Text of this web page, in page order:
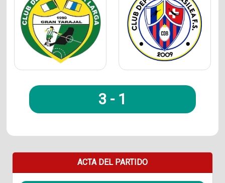
3 - 1
ACTA DEL PARTIDO